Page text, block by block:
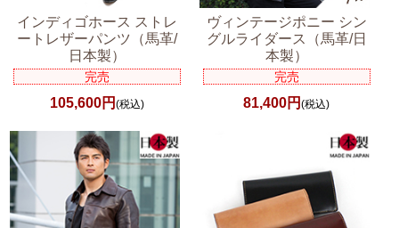
インディゴホース ストレ
ートレザーパンツ（馬革/
日本製）
完売
105,600円(税込)
ヴィンテージポニー シン
グルライダース（馬革/日
本製）
完売
81,400円(税込)